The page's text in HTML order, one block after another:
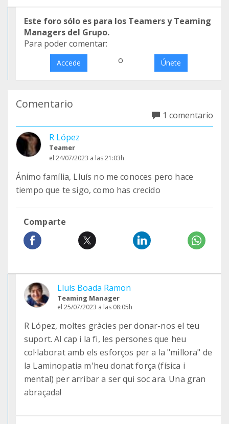
Este foro sólo es para los Teamers y Teaming
Managers del Grupo.
Para poder comentar:
Accede o Únete
Comentario
1 comentario
R López
Teamer
el 24/07/2023 a las 21:03h
Ánimo família, Lluís no me conoces pero hace
tiempo que te sigo, como has crecido
Comparte
Lluís Boada Ramon
Teaming Manager
el 25/07/2023 a las 08:05h
R López, moltes gràcies per donar-nos el teu
suport. Al cap i la fi, les persones que heu
col·laborat amb els esforços per a la "millora" de
la Laminopatia m'heu donat força (física i
mental) per arribar a ser qui soc ara. Una gran
abraçada!